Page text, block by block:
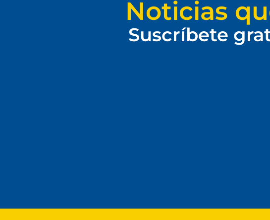
Noticias
Suscríbete